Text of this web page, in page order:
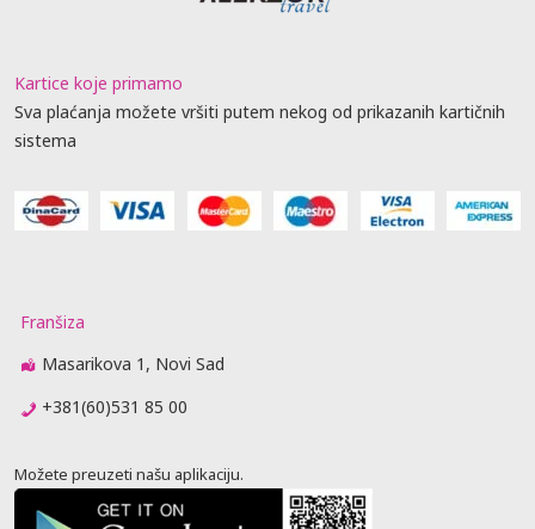
Kartice koje primamo
Sva plaćanja možete vršiti putem nekog od prikazanih kartičnih
sistema
Franšiza
Masarikova 1, Novi Sad
+381(60)531 85 00
Možete preuzeti našu aplikaciju.